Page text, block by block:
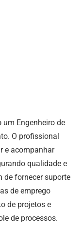
Engenheiro de
O profissional
e acompanhar
qualidade e
de fornecer suporte
de emprego
de projetos e
de processos.